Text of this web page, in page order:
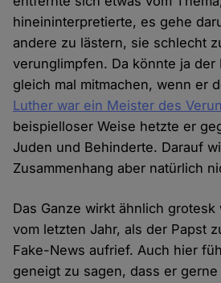
hineininterpretierte, es gehe
andere zu lästern, sie schlecht
verunglimpfen. Da könnte ja der
gleich mal mitmachen, wenn er
Luther war ein Meister des
beispielloser Weise hetzte er
Juden und Behinderte. Darauf
Zusammenhang aber natürlich
Das Ganze wirkt ähnlich
vom letzten Jahr, als der Papst
Fake-News aufrief. Auch hier
geneigt zu sagen, dass er